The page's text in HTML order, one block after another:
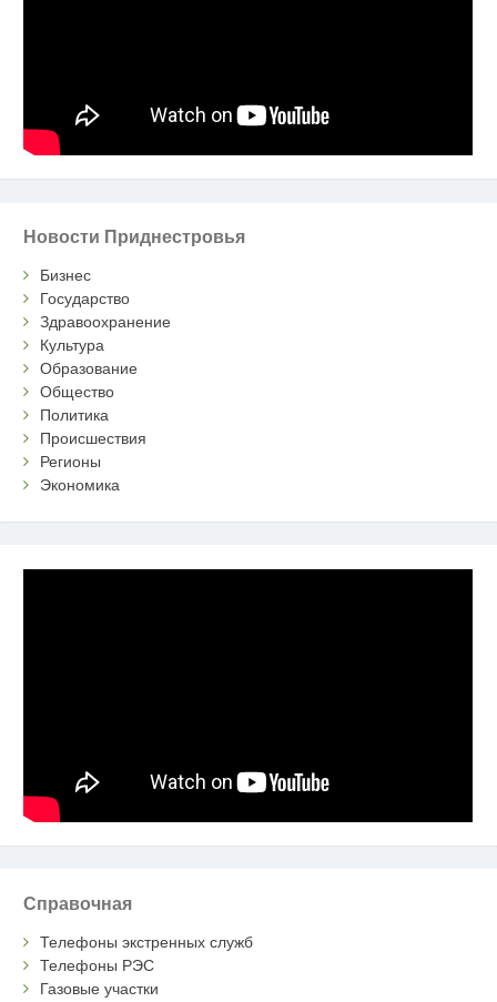
Новости Приднестровья
Бизнес
Государство
Здравоохранение
Культура
Образование
Общество
Политика
Происшествия
Регионы
Экономика
Справочная
Телефоны экстренных служб
Телефоны РЭС
Газовые участки